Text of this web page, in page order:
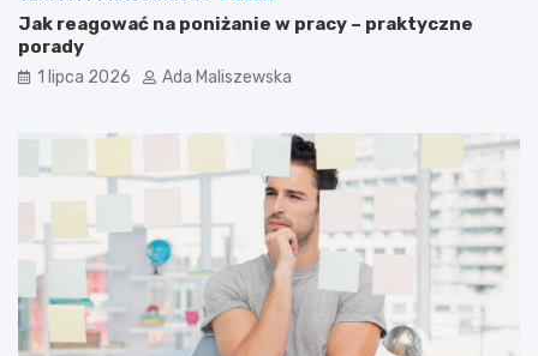
Jak reagować na poniżanie w pracy – praktyczne
porady
1 lipca 2026 Ada Maliszewska